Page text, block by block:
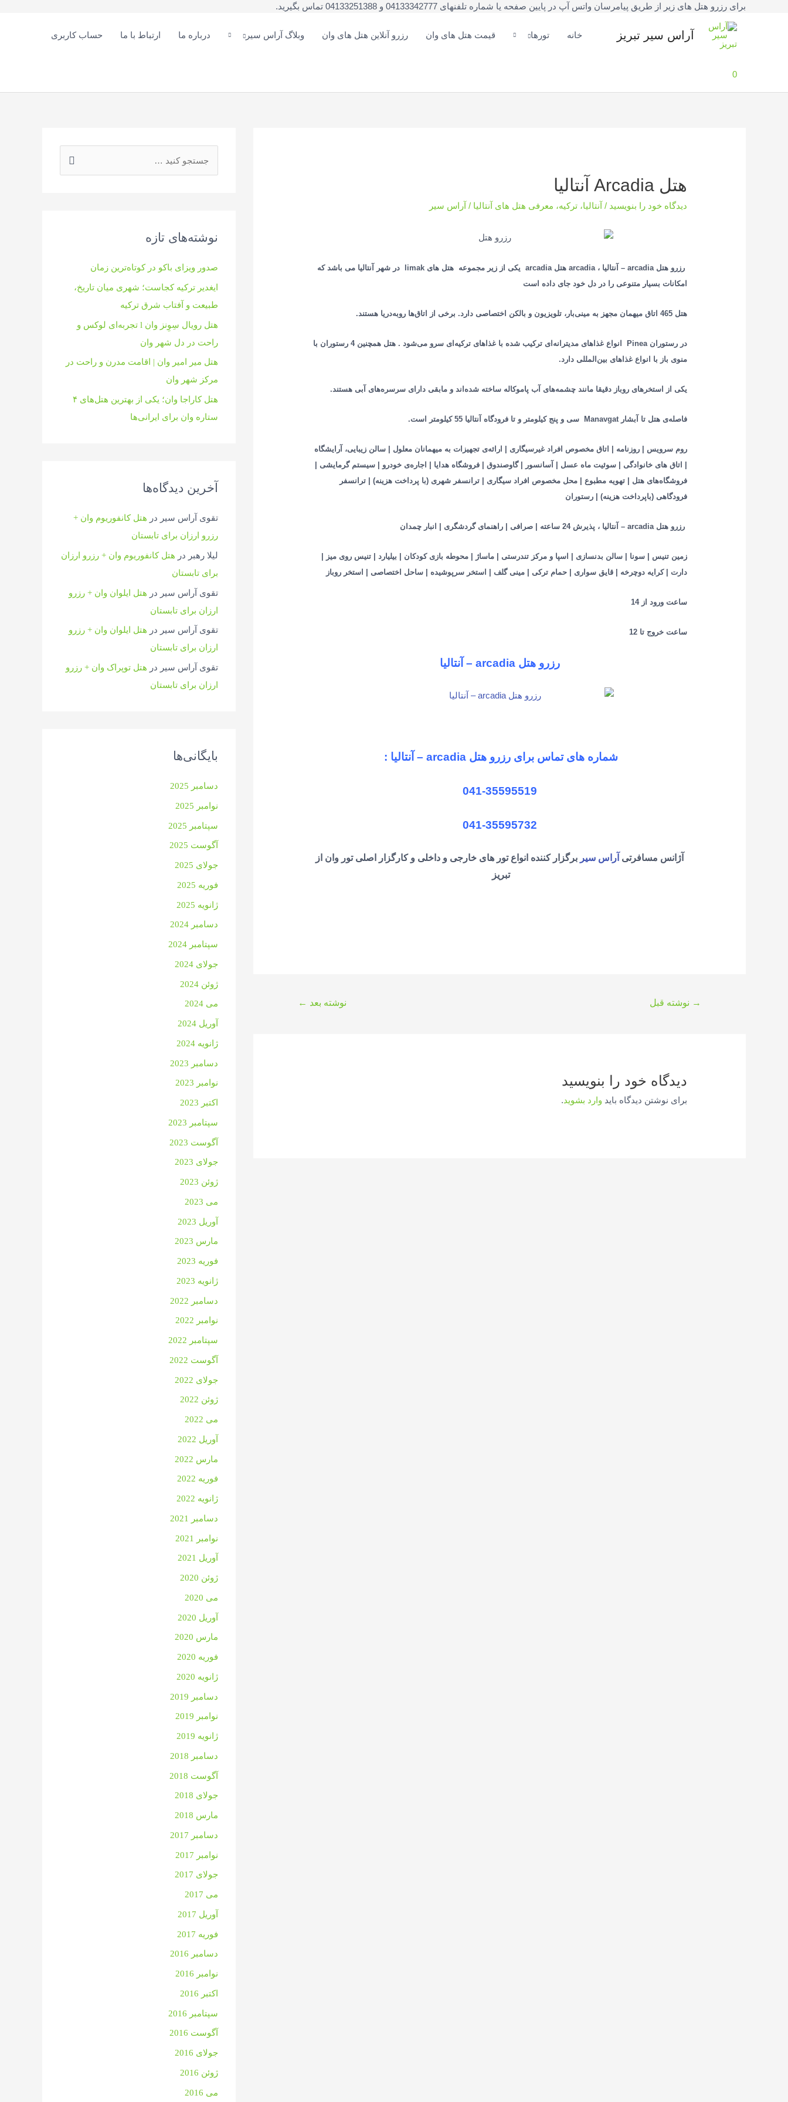
برای رزرو هتل های زیر از طریق پیامرسان واتس آپ در پایین صفحه یا شماره تلفنهای 04133342777 و 04133251388 تماس بگیرید.
آراس سیر تبریز خانه تورها قیمت هتل های وان رزرو آنلاین هتل های وان وبلاگ آراس سیر درباره ما ارتباط با ما حساب کاربری
0
هتل Arcadia آنتالیا
دیدگاه‌ خود را بنویسید / آنتالیا،ترکیه، معرفی هتل های آنتالیا / آراس سیر
رزرو هتل arcadia – آنتالیا ، arcadia هتل arcadia یکی از زیر مجموعه هتل های limak در شهر آنتالیا می باشد که
امکانات بسیار متنوعی را در دل خود جای داده است
هتل 465 اتاق میهمان مجهز به مینی‌بار، تلویزیون و بالکن اختصاصی دارد. برخی از اتاق‌ها روبه‌دریا هستند.
در رستوران Pinea انواع غذاهای مدیترانه‌ای ترکیب شده با غذاهای ترکیه‌ای سرو می‌شود . هتل همچنین 4 رستوران با
منوی باز با انواع غذاهای بین‌المللی دارد.
یکی از استخرهای روباز دقیقا مانند چشمه‌های آب پاموکاله ساخته شده‌اند و مابقی دارای سرسره‌های آبی هستند.
فاصله‌ی هتل تا آبشار Manavgat سی و پنج کیلومتر و تا فرودگاه آنتالیا 55 کیلومتر است.
روم سرویس | روزنامه | اتاق مخصوص افراد غیرسیگاری | ارائه‌ی تجهیزات به میهمانان معلول | سالن زیبایی، آرایشگاه
| اتاق های خانوادگی | سوئیت ماه عسل | آسانسور | گاوصندوق | فروشگاه هدایا | اجاره‌ی خودرو | سیستم گرمایشی |
فروشگاه‌های هتل | تهویه مطبوع | محل مخصوص افراد سیگاری | ترانسفر شهری (با پرداخت هزینه) | ترانسفر
فرودگاهی (باپرداخت هزینه) | رستوران
رزرو هتل arcadia – آنتالیا ، پذیرش 24 ساعته | صرافی | راهنمای گردشگری | انبار چمدان
زمین تنیس | سونا | سالن بدنسازی | اسپا و مرکز تندرستی | ماساژ | محوطه بازی کودکان | بیلیارد | تنیس روی میز |
دارت | کرایه دوچرخه | قایق سواری | حمام ترکی | مینی گلف | استخر سرپوشیده | ساحل اختصاصی | استخر روباز
ساعت ورود از 14
ساعت خروج تا 12
رزرو هتل arcadia – آنتالیا
شماره های تماس برای رزرو هتل arcadia – آنتالیا :
041-35595519
041-35595732
آژانس مسافرتی آراس سیر برگزار کننده انواع تور های خارجی و داخلی و کارگزار اصلی تور وان از
تبریز
→ نوشته قبل نوشته بعد ←
دیدگاه‌ خود را بنویسید
برای نوشتن دیدگاه باید وارد بشوید.
ی
نوشته‌های تازه
صدور ویزای باکو در کوتاه‌ترین زمان
ایغدیر ترکیه کجاست؛ شهری میان تاریخ،
طبیعت و آفتاب شرق ترکیه
هتل رویال سِوِنز وان l تجربه‌ای لوکس و
راحت در دل شهر وان
هتل میر امیر وان | اقامت مدرن و راحت در
مرکز شهر وان
هتل کاراجا وان؛ یکی از بهترین هتل‌های ۴
ستاره وان برای ایرانی‌ها
آخرین دیدگاه‌ها
تقوی آراس سیر در هتل کانفوریوم وان +
رزرو ارزان برای تابستان
لیلا رهبر در هتل کانفوریوم وان + رزرو ارزان
برای تابستان
تقوی آراس سیر در هتل ایلوان وان + رزرو
ارزان برای تابستان
تقوی آراس سیر در هتل ایلوان وان + رزرو
ارزان برای تابستان
تقوی آراس سیر در هتل توپراک وان + رزرو
ارزان برای تابستان
بایگانی‌ها
دسامبر 2025
نوامبر 2025
سپتامبر 2025
آگوست 2025
جولای 2025
فوریه 2025
ژانویه 2025
دسامبر 2024
سپتامبر 2024
جولای 2024
ژوئن 2024
می 2024
آوریل 2024
ژانویه 2024
دسامبر 2023
نوامبر 2023
اکتبر 2023
سپتامبر 2023
آگوست 2023
جولای 2023
ژوئن 2023
می 2023
آوریل 2023
مارس 2023
فوریه 2023
ژانویه 2023
دسامبر 2022
نوامبر 2022
سپتامبر 2022
آگوست 2022
جولای 2022
ژوئن 2022
می 2022
آوریل 2022
مارس 2022
فوریه 2022
ژانویه 2022
دسامبر 2021
نوامبر 2021
آوریل 2021
ژوئن 2020
می 2020
آوریل 2020
مارس 2020
فوریه 2020
ژانویه 2020
دسامبر 2019
نوامبر 2019
ژانویه 2019
دسامبر 2018
آگوست 2018
جولای 2018
مارس 2018
دسامبر 2017
نوامبر 2017
جولای 2017
می 2017
آوریل 2017
فوریه 2017
دسامبر 2016
نوامبر 2016
اکتبر 2016
سپتامبر 2016
آگوست 2016
جولای 2016
ژوئن 2016
می 2016